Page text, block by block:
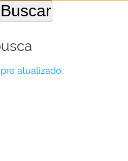
atualizado.